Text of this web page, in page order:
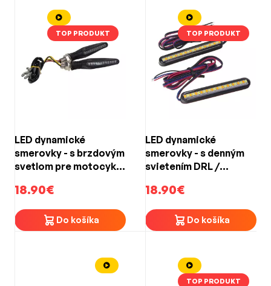
TOP PRODUKT
LED dynamické
smerovky - s brzdovým
svetlom pre motocykle
18.90€
Do košíka
TOP PRODUKT
LED dynamické
smerovky - s denným
svietením DRL /
motocykle
18.90€
Do košíka
TOP PRODUKT